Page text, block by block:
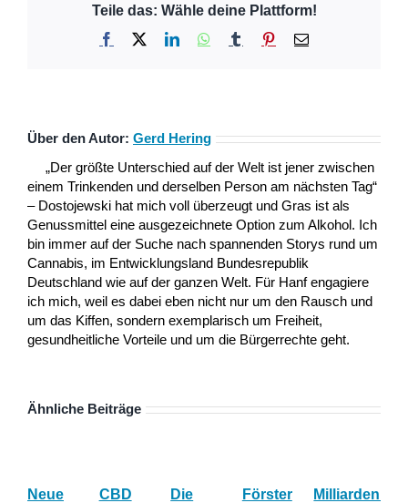
Teile das: Wähle deine Plattform!
Facebook LinkedInWhatsApp
Tumblr Pinterest
E-
Über den Autor: Gerd Hering
„Der größte Unterschied auf der Welt ist jener zwischen
einem Trinkenden und derselben Person am nächsten Tag“
– Dostojewski hat mich voll überzeugt und Gras ist als
Genussmittel eine ausgezeichnete Option zum Alkohol. Ich
bin immer auf der Suche nach spannenden Storys rund um
Cannabis, im Entwicklungsland Bundesrepublik
Deutschland wie auf der ganzen Welt. Für Hanf engagiere
ich mich, weil es dabei eben nicht nur um den Rausch und
um das Kiffen, sondern exemplarisch um Freiheit,
gesundheitliche Vorteile und um die Bürgerrechte geht.
Ähnliche Beiträge
Neue CBD Die Förster